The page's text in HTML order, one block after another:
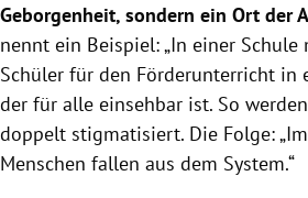
Geborgenheit, sondern ein Ort der
nennt ein Beispiel: „In einer Schule
Schüler für den Förderunterricht in
der für alle einsehbar ist. So
doppelt stigmatisiert. Die Folge:
Menschen fallen aus dem System.“